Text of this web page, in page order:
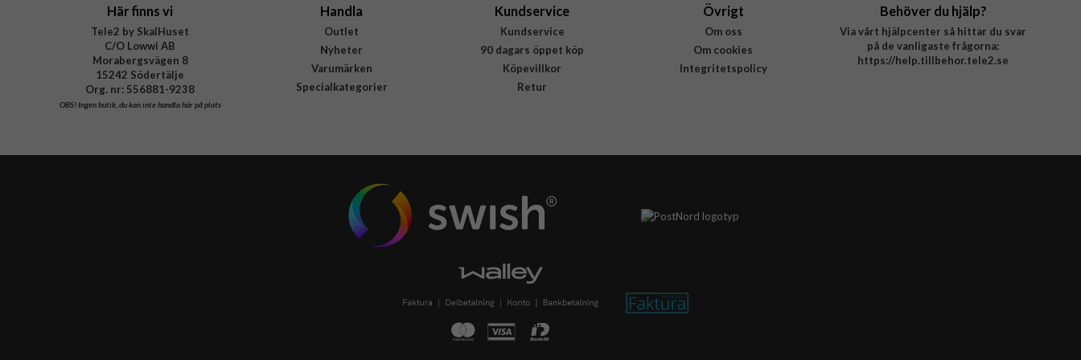
Här finns vi
Tele2 by SkalHuset
C/O Lowwi AB
Morabergsvägen 8
15242 Södertälje
Org. nr: 556881-9238
OBS!Ingen butik, du kan inte handla här på plats
Handla
Outlet
Nyheter
Varumärken
Specialkategorier
Kundservice
Kundservice
90 dagars öppet köp
Köpevillkor
Retur
Övrigt
Om oss
Om cookies
Integritetspolicy
Behöver du hjälp?
Via vårt hjälpcenter så hittar du svar
på de vanligaste frågorna:
https://help.tillbehor.tele2.se